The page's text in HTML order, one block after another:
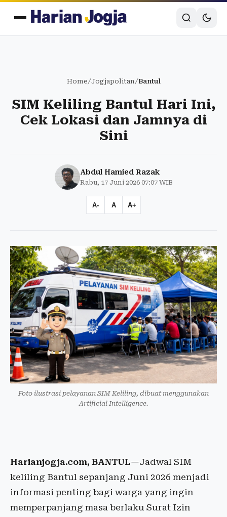
Home/Jogjapolitan/Bantul
SIM Keliling Bantul Hari Ini,
Cek Lokasi dan Jamnya di
Sini
Abdul Hamied Razak
Rabu, 17 Juni 2026 07:07 WIB
A- A A+
Foto ilustrasi pelayanan SIM Keliling, dibuat menggunakan
Artificial Intelligence.
Harianjogja.com, BANTUL—Jadwal SIM
keliling Bantul sepanjang Juni 2026 menjadi
informasi penting bagi warga yang ingin
memperpanjang masa berlaku Surat Izin